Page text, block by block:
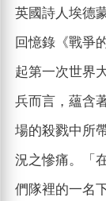
英國詩人埃德
回憶錄《戰爭
起第一次世界
兵而言，蘊含
場的殺戮中所
況之慘痛。「
們隊裡的一名